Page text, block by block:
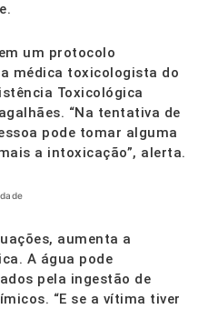
um protocolo
médica toxicologista do
Toxicológica
“Na tentativa de
pode tomar alguma
a intoxicação”, alerta.
aumenta a
A água pode
pela ingestão de
“E se a vítima tiver